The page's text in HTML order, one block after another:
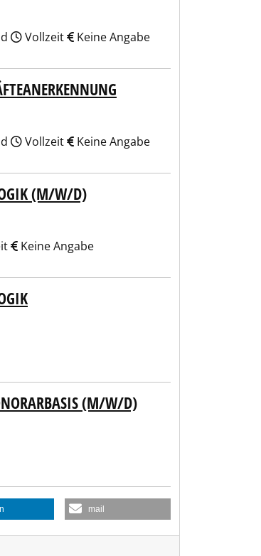
Vollzeit Keine Angabe
Vollzeit Keine Angabe
(M/W/D)
Keine Angabe
(M/W/D)
mail